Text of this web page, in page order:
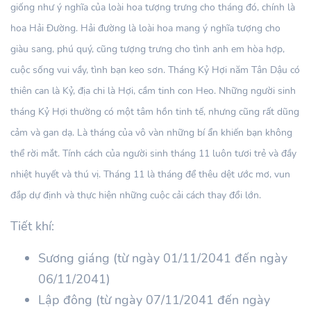
giống như ý nghĩa của loài hoa tượng trưng cho tháng đó, chính là
hoa Hải Đường. Hải đường là loài hoa mang ý nghĩa tượng cho
giàu sang, phú quý, cũng tượng trưng cho tình anh em hòa hợp,
cuộc sống vui vầy, tình bạn keo sơn. Tháng Kỷ Hợi năm Tân Dậu có
thiên can là Kỷ, địa chi là Hợi, cầm tinh con Heo. Những người sinh
tháng Kỷ Hợi thường có một tâm hồn tinh tế, nhưng cũng rất dũng
cảm và gan dạ. Là tháng của vô vàn những bí ẩn khiến bạn không
thể rời mắt. Tính cách của người sinh tháng 11 luôn tươi trẻ và đầy
nhiệt huyết và thú vị. Tháng 11 là tháng để thêu dệt ước mơ, vun
đắp dự định và thực hiện những cuộc cải cách thay đổi lớn.
Tiết khí:
Sương giáng (từ ngày 01/11/2041 đến ngày
06/11/2041)
Lập đông (từ ngày 07/11/2041 đến ngày